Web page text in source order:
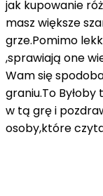
jak kupowanie
masz większe
grze.Pomimo
,sprawiają one
Wam się
graniu.To
w tą grę i
osoby,które